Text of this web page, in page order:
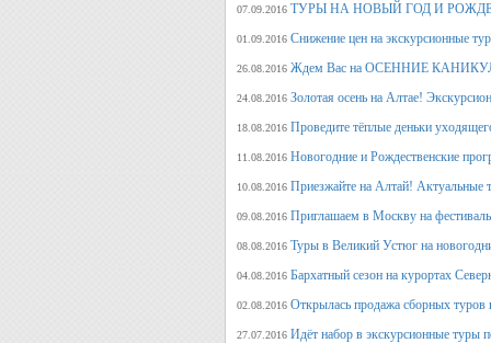
07.09.2016 ТУРЫ НА НОВЫЙ ГОД И
01.09.2016 Снижение цен на экскурсионные
26.08.2016 Ждем Вас на ОСЕННИЕ
24.08.2016 Золотая осень на Алтае!
18.08.2016 Проведите тёплые деньки
11.08.2016 Новогодние и Рождественские
10.08.2016 Приезжайте на Алтай! Актуальные
09.08.2016 Приглашаем в Москву на
08.08.2016 Туры в Великий Устюг на
04.08.2016 Бархатный сезон на курортах
02.08.2016 Открылась продажа сборных туров
27.07.2016 Идёт набор в экскурсионные туры